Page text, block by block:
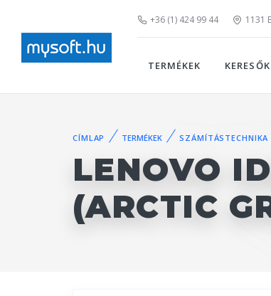
+36 (1) 424 99 44 1131
TERMÉKEK KERESŐK
CÍMLAP TERMÉKEK SZÁMÍTÁSTECHNIKA
LENOVO
(ARCTIC